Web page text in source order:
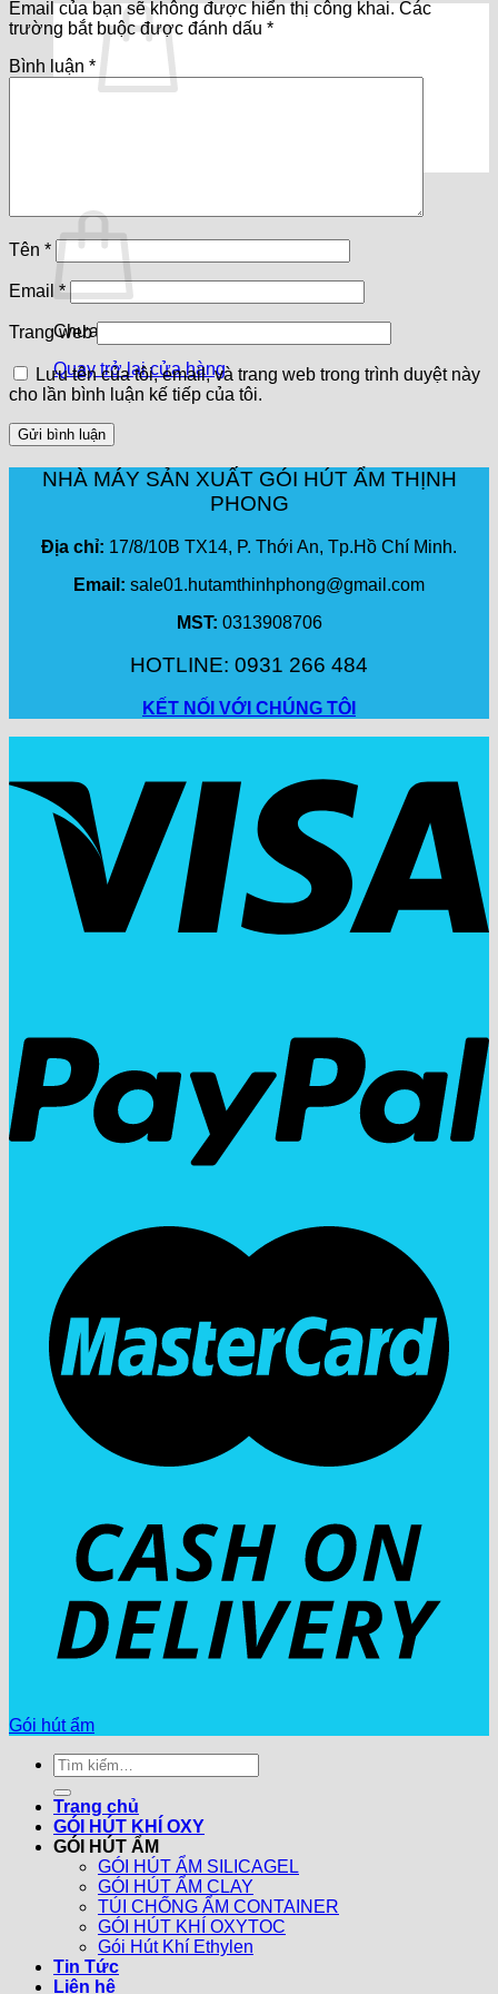
Chưa có sản phẩm trong giỏ hàng.
Quay trở lại cửa hàng
Email của bạn sẽ không được hiển thị công khai. Các
trường bắt buộc được đánh dấu *
Bình luận *
Tên *
Email *
Trang web
Lưu tên của tôi, email, và trang web trong trình duyệt này
cho lần bình luận kế tiếp của tôi.
NHÀ MÁY SẢN XUẤT GÓI HÚT ẨM THỊNH
PHONG
Địa chỉ: 17/8/10B TX14, P. Thới An, Tp.Hồ Chí Minh.
Email: sale01.hutamthinhphong@gmail.com
MST: 0313908706
HOTLINE: 0931 266 484
KẾT NỐI VỚI CHÚNG TÔI
Gói hút ẩm
Tìm
kiếm:
Trang chủ
GÓI HÚT KHÍ OXY
GÓI HÚT ẨM
GÓI HÚT ẨM SILICAGEL
GÓI HÚT ẨM CLAY
TÚI CHỐNG ẨM CONTAINER
GÓI HÚT KHÍ OXYTOC
Gói Hút Khí Ethylen
Tin Tức
Liên hệ